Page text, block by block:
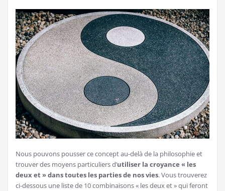
Nous pouvons pousser ce concept au-delà de la philosophie et
trouver des moyens particuliers d’utiliser la croyance « les
deux et » dans toutes les parties de nos vies. Vous trouverez
ci-dessous une liste de 10 combinaisons « les deux et » qui feront